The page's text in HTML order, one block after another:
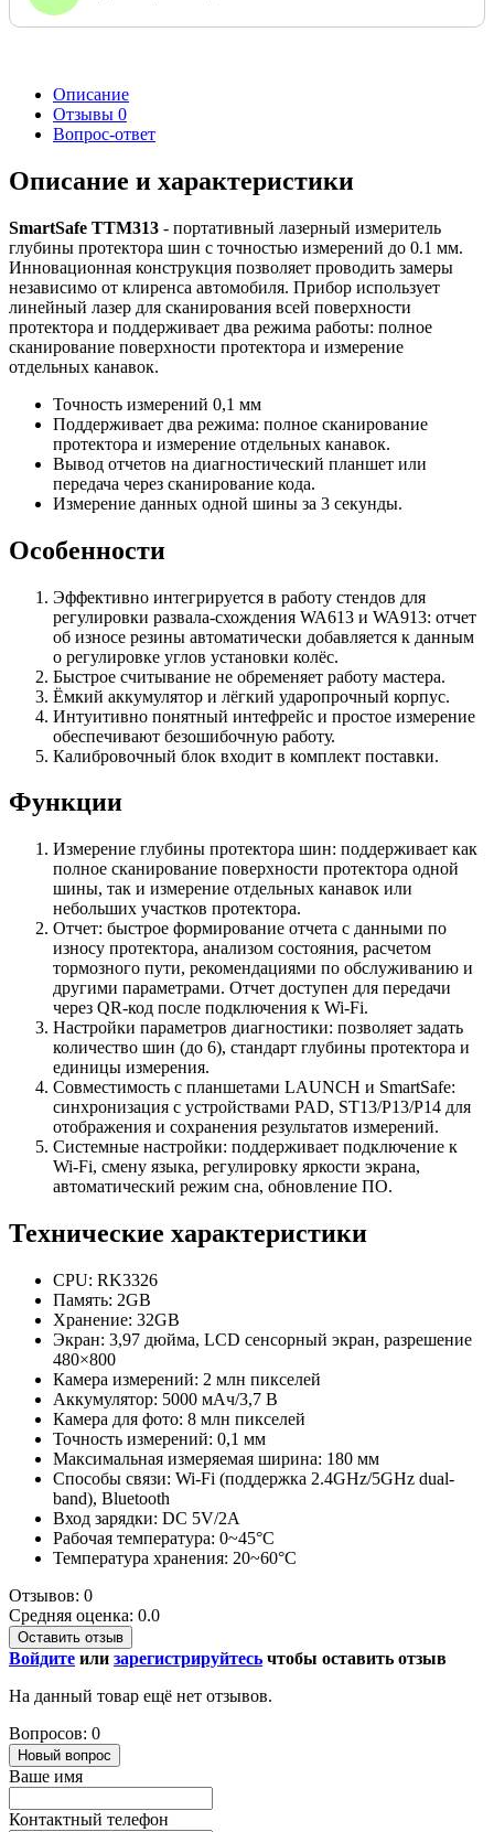
Описание
Отзывы 0
Вопрос-ответ
Описание и характеристики
SmartSafe TTM313 - портативный лазерный измеритель
глубины протектора шин с точностью измерений до 0.1 мм.
Инновационная конструкция позволяет проводить замеры
независимо от клиренса автомобиля. Прибор использует
линейный лазер для сканирования всей поверхности
протектора и поддерживает два режима работы: полное
сканирование поверхности протектора и измерение
отдельных канавок.
Точность измерений 0,1 мм
Поддерживает два режима: полное сканирование
протектора и измерение отдельных канавок.
Вывод отчетов на диагностический планшет или
передача через сканирование кода.
Измерение данных одной шины за 3 секунды.
Особенности
Эффективно интегрируется в работу стендов для
регулировки развала-схождения WA613 и WA913: отчет
об износе резины автоматически добавляется к данным
о регулировке углов установки колёс.
Быстрое считывание не обременяет работу мастера.
Ёмкий аккумулятор и лёгкий ударопрочный корпус.
Интуитивно понятный интефрейс и простое измерение
обеспечивают безошибочную работу.
Калибровочный блок входит в комплект поставки.
Функции
Измерение глубины протектора шин: поддерживает как
полное сканирование поверхности протектора одной
шины, так и измерение отдельных канавок или
небольших участков протектора.
Отчет: быстрое формирование отчета с данными по
износу протектора, анализом состояния, расчетом
тормозного пути, рекомендациями по обслуживанию и
другими параметрами. Отчет доступен для передачи
через QR-код после подключения к Wi-Fi.
Настройки параметров диагностики: позволяет задать
количество шин (до 6), стандарт глубины протектора и
единицы измерения.
Совместимость с планшетами LAUNCH и SmartSafe:
синхронизация с устройствами PAD, ST13/P13/P14 для
отображения и сохранения результатов измерений.
Системные настройки: поддерживает подключение к
Wi-Fi, смену языка, регулировку яркости экрана,
автоматический режим сна, обновление ПО.
Технические характеристики
CPU: RK3326
Память: 2GB
Хранение: 32GB
Экран: 3,97 дюйма, LCD сенсорный экран, разрешение
480×800
Камера измерений: 2 млн пикселей
Аккумулятор: 5000 мАч/3,7 В
Камера для фото: 8 млн пикселей
Точность измерений: 0,1 мм
Максимальная измеряемая ширина: 180 мм
Способы связи: Wi-Fi (поддержка 2.4GHz/5GHz dual-
band), Bluetooth
Вход зарядки: DC 5V/2A
Рабочая температура: 0~45°C
Температура хранения: 20~60°C
Отзывов: 0
Средняя оценка: 0.0
Оставить отзыв
Войдите или зарегистрируйтесь чтобы оставить отзыв
На данный товар ещё нет отзывов.
Вопросов: 0
Новый вопрос
Ваше имя
Контактный телефон